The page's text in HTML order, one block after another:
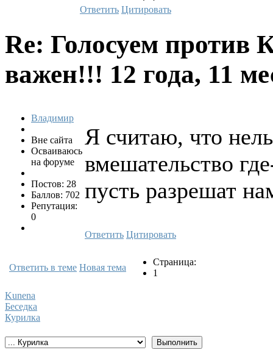
Ответить Цитировать
Re: Голосуем против
важен!!! 12 года, 11
Владимир
Вне сайта
Осваиваюсь
на форуме
Постов: 28
Баллов: 702
Репутация:
0
Я считаю, что
вмешательство
пусть разрешат
Ответить Цитировать
Ответить в теме Новая тема
Страница:
1
Kunena
Беседка
Курилка